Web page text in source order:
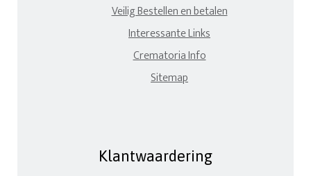
Veilig Bestellen en betalen
Interessante Links
Crematoria Info
Sitemap
Klantwaardering